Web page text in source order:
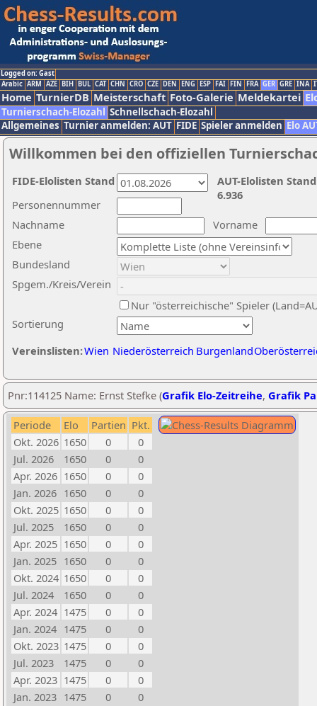
Logged on: Gast
Arabic ARM AZE BIH BUL CAT CHN CRO CZE DEN ENG ESP FAI FIN FRA GER GRE INA
Home TurnierDB Meisterschaft Foto-Galerie Meldekartei
Turnierschach-Elozahl Schnellschach-Elozahl
Allgemeines Turnier anmelden: AUT FIDE Spieler anmelden Elo
Willkommen bei den offiziellen
Nachname
Vorname
Ebene
Sortierung
Personennummer
Bundesland
Spgem./Kreis/Verein
Nur "österreichische" Spieler
Vereinslisten:Wien Niederösterreich Burgenland
AUT-Elolisten
6.936
FIDE-Elolisten Stand
Pnr:114125 Name: Ernst Stefke (Grafik Elo-Zeitreihe, Grafik
Periode Elo Partien Pkt.
Okt. 2026 1650 0
0
Jul. 2026
1650 0
0
Apr. 2026 1650 0
0
Jan. 2026 1650 0
0
Okt. 2025 1650 0
0
Jul. 2025
1650 0
0
Apr. 2025 1650 0
0
Jan. 2025 1650 0
0
Okt. 2024 1650 0
0
Jul. 2024
1650 0
0
Apr. 2024 1475 0
0
Jan. 2024 1475 0
0
Okt. 2023 1475 0
0
Jul. 2023
1475 0
0
Apr. 2023 1475 0
0
Jan. 2023 1475 0
0